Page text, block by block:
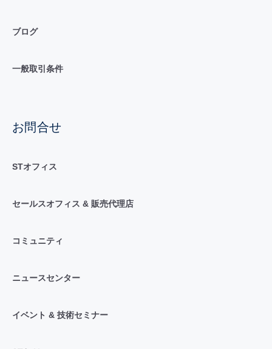
ブログ
一般取引条件
お問合せ
STオフィス
セールスオフィス & 販売代理店
コミュニティ
ニュースセンター
イベント & 技術セミナー